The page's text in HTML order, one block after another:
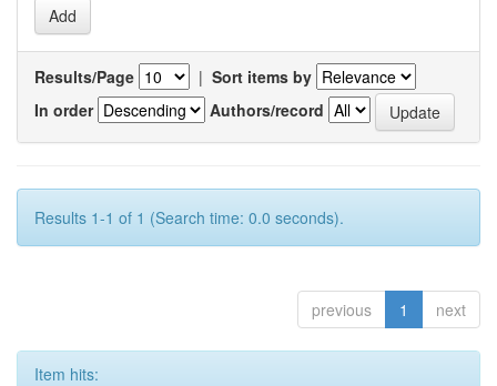
Results/Page | Sort items by
In order
Authors/record
Results 1-1 of 1 (Search time: 0.0 seconds).
previous 1 next
Item hits: